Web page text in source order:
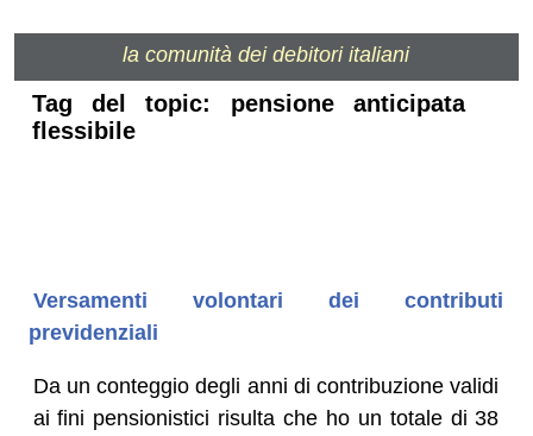
la comunità dei debitori italiani
Tag del topic: pensione anticipata
flessibile
Versamenti volontari dei contributi
previdenziali
Da un conteggio degli anni di contribuzione validi
ai fini pensionistici risulta che ho un totale di 38